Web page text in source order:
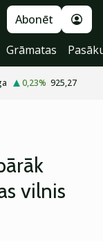
Abonēt
Grāmatas
0,23% 925,27
vilnis